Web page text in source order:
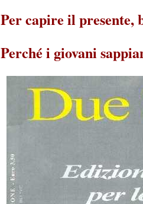
Per capire il presente,
Perché i giovani